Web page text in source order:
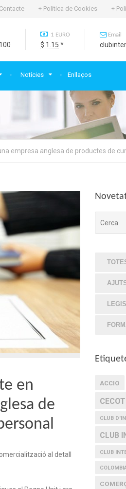
+ Política de Cookies +
Notícies Enllaços
1 EURO
$ 1.15 *
Email
empresa anglesa de productes de
en
de
al detall
ACCIO
CECOT
CLUB
CLUB
CLUB